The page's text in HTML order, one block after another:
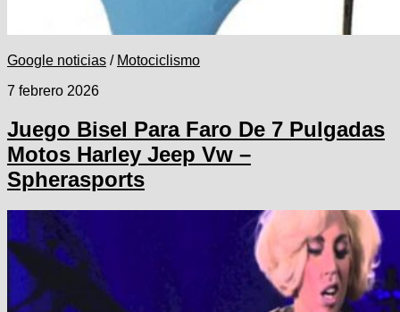
Google noticias / Motociclismo
7 febrero 2026
Juego Bisel Para Faro De 7 Pulgadas
Motos Harley Jeep Vw –
Spherasports